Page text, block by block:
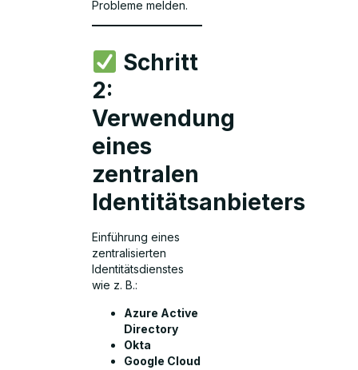
Probleme melden.
Schritt
2:
Verwendung
eines
zentralen
Identitätsanbieters
Einführung eines
zentralisierten
Identitätsdienstes
wie z. B.:
Azure Active
Directory
Okta
Google Cloud